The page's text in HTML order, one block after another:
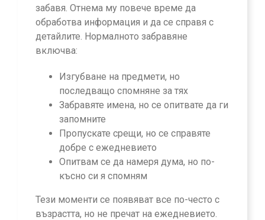
забавя. Отнема му повече време да
обработва информация и да се справя с
детайлите. Нормалното забравяне
включва:
Изгубване на предмети, но
последващо спомняне за тях
Забравяте имена, но се опитвате да ги
запомните
Пропускате срещи, но се справяте
добре с ежедневието
Опитвам се да намеря дума, но по-
късно си я спомням
Тези моменти се появяват все по-често с
възрастта, но не пречат на ежедневието.